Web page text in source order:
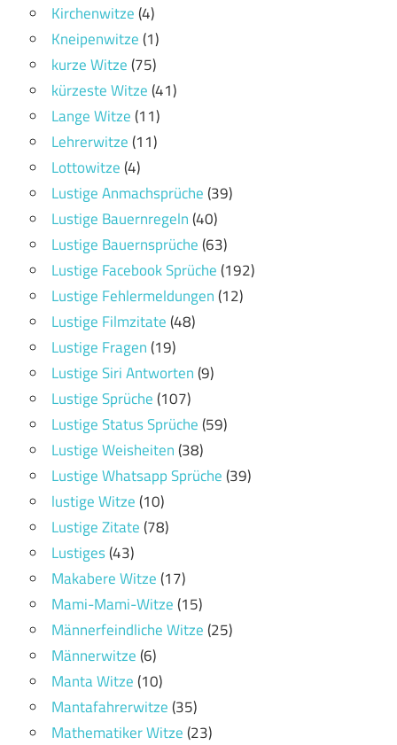
Kirchenwitze(4)
Kneipenwitze(1)
kurze Witze(75)
kürzeste Witze(41)
Lange Witze(11)
Lehrerwitze(11)
Lottowitze(4)
Lustige Anmachsprüche(39)
Lustige Bauernregeln(40)
Lustige Bauernsprüche(63)
Lustige Facebook Sprüche(192)
Lustige Fehlermeldungen(12)
Lustige Filmzitate(48)
Lustige Fragen(19)
Lustige Siri Antworten(9)
Lustige Sprüche(107)
Lustige Status Sprüche(59)
Lustige Weisheiten(38)
Lustige Whatsapp Sprüche(39)
lustige Witze(10)
Lustige Zitate(78)
Lustiges(43)
Makabere Witze(17)
Mami-Mami-Witze(15)
Männerfeindliche Witze(25)
Männerwitze(6)
Manta Witze(10)
Mantafahrerwitze(35)
Mathematiker Witze(23)